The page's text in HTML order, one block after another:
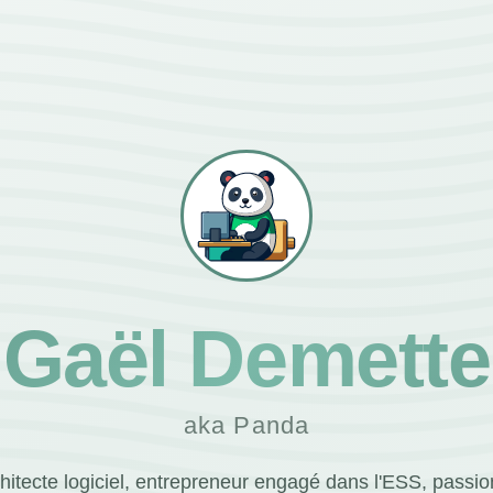
Gaël Demette
aka Panda
logiciel, entrepreneur engagé dans l'ESS,